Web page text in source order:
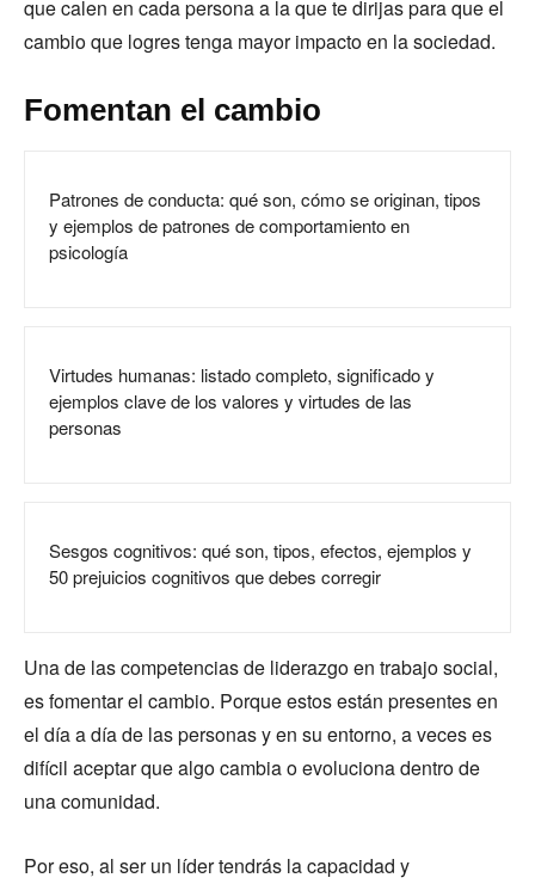
que calen en cada persona a la que te dirijas para que el
cambio que logres tenga mayor impacto en la sociedad.
Fomentan el cambio
Patrones de conducta: qué son, cómo se originan, tipos
y ejemplos de patrones de comportamiento en
psicología
Virtudes humanas: listado completo, significado y
ejemplos clave de los valores y virtudes de las
personas
Sesgos cognitivos: qué son, tipos, efectos, ejemplos y
50 prejuicios cognitivos que debes corregir
Una de las competencias de liderazgo en trabajo social,
es fomentar el cambio. Porque estos están presentes en
el día a día de las personas y en su entorno, a veces es
difícil aceptar que algo cambia o evoluciona dentro de
una comunidad.
Por eso, al ser un líder tendrás la capacidad y